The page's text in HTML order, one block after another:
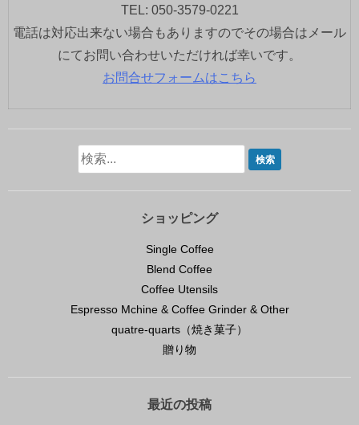
TEL: 050-3579-0221
電話は対応出来ない場合もありますのでその場合はメール
にてお問い合わせいただければ幸いです。
お問合せフォームはこちら
ショッピング
Single Coffee
Blend Coffee
Coffee Utensils
Espresso Mchine & Coffee Grinder & Other
quatre-quarts（焼き菓子）
贈り物
最近の投稿